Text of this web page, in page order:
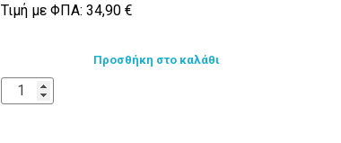
Τιμή με ΦΠΑ:34,90€
Προσθήκη στο καλάθι